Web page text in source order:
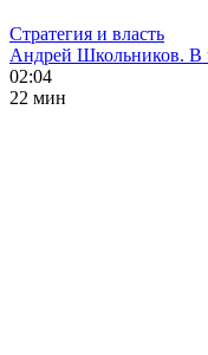
Стратегия и власть
Андрей Школьников. В
02:04
22 мин